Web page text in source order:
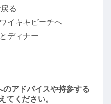
る
イキキビーチへ
ディナー
のアドバイスや持参する
てください。